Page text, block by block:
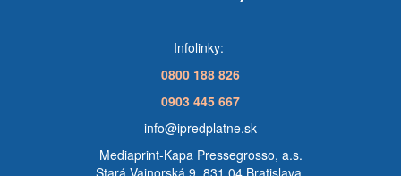
Infolinky:
0800 188 826
0903 445 667
info@ipredplatne.sk
Mediaprint-Kapa Pressegrosso, a.s.
Stará Vajnorská 9, 831 04 Bratislava,